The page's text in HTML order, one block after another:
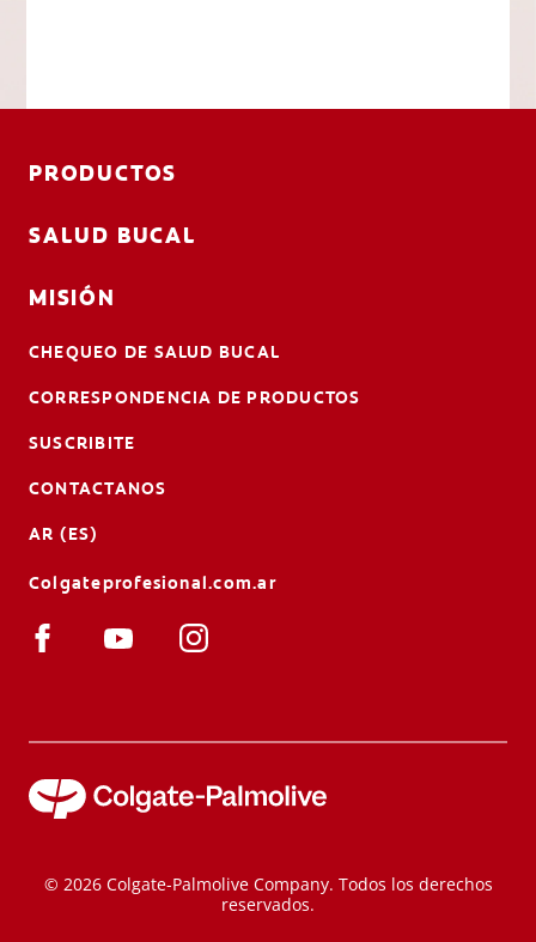
PRODUCTOS
SALUD BUCAL
MISIÓN
CHEQUEO DE SALUD BUCAL
CORRESPONDENCIA DE PRODUCTOS
SUSCRIBITE
CONTACTANOS
AR (ES)
Colgateprofesional.com.ar
© 2026 Colgate-Palmolive Company. Todos los derechos
reservados.